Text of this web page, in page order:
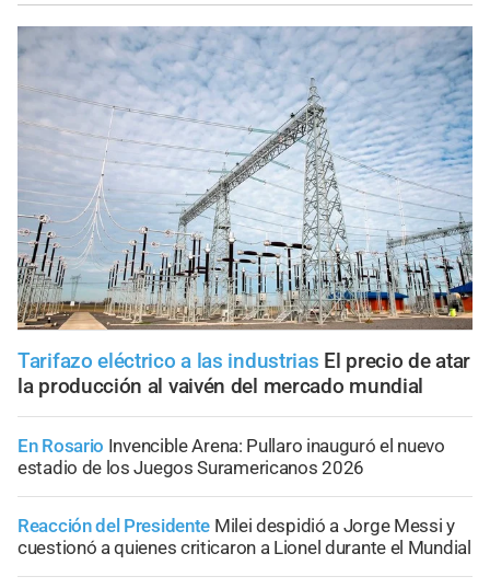
Tarifazo eléctrico a las industrias El precio de atar
la producción al vaivén del mercado mundial
En Rosario Invencible Arena: Pullaro inauguró el nuevo
estadio de los Juegos Suramericanos 2026
Reacción del Presidente Milei despidió a Jorge Messi y
cuestionó a quienes criticaron a Lionel durante el Mundial